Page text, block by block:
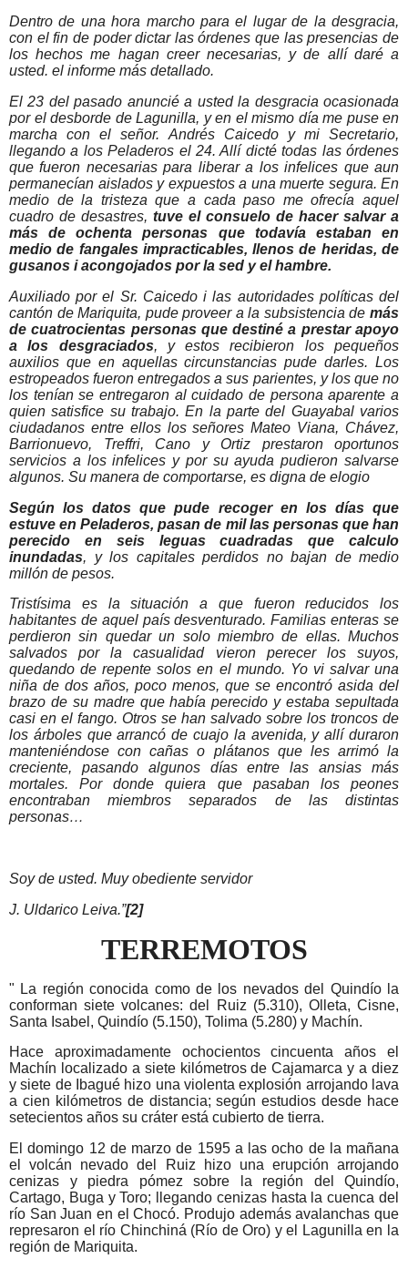
Dentro de una hora marcho para el lugar de la desgracia,
con el fin de poder dictar las órdenes que las presencias de
los hechos me hagan creer necesarias, y de allí daré a
usted. el informe más detallado.
El 23 del pasado anuncié a usted la desgracia ocasionada
por el desborde de Lagunilla, y en el mismo día me puse en
marcha con el señor. Andrés Caicedo y mi Secretario,
llegando a los Peladeros el 24. Allí dicté todas las órdenes
que fueron necesarias para liberar a los infelices que aun
permanecían aislados y expuestos a una muerte segura. En
medio de la tristeza que a cada paso me ofrecía aquel
cuadro de desastres, tuve el consuelo de hacer salvar a
más de ochenta personas que todavía estaban en
medio de fangales impracticables, llenos de heridas, de
gusanos i acongojados por la sed y el hambre.
Auxiliado por el Sr. Caicedo i las autoridades políticas del
cantón de Mariquita, pude proveer a la subsistencia de más
de cuatrocientas personas que destiné a prestar apoyo
a los desgraciados, y estos recibieron los pequeños
auxilios que en aquellas circunstancias pude darles. Los
estropeados fueron entregados a sus parientes, y los que no
los tenían se entregaron al cuidado de persona aparente a
quien satisfice su trabajo. En la parte del Guayabal varios
ciudadanos entre ellos los señores Mateo Viana, Chávez,
Barrionuevo, Treffri, Cano y Ortiz prestaron oportunos
servicios a los infelices y por su ayuda pudieron salvarse
algunos. Su manera de comportarse, es digna de elogio
Según los datos que pude recoger en los días que
estuve en Peladeros, pasan de mil las personas que han
perecido en seis leguas cuadradas que calculo
inundadas, y los capitales perdidos no bajan de medio
millón de pesos.
Tristísima es la situación a que fueron reducidos los
habitantes de aquel país desventurado. Familias enteras se
perdieron sin quedar un solo miembro de ellas. Muchos
salvados por la casualidad vieron perecer los suyos,
quedando de repente solos en el mundo. Yo vi salvar una
niña de dos años, poco menos, que se encontró asida del
brazo de su madre que había perecido y estaba sepultada
casi en el fango. Otros se han salvado sobre los troncos de
los árboles que arrancó de cuajo la avenida, y allí duraron
manteniéndose con cañas o plátanos que les arrimó la
creciente, pasando algunos días entre las ansias más
mortales. Por donde quiera que pasaban los peones
encontraban miembros separados de las distintas
personas…
Soy de usted. Muy obediente servidor
J. Uldarico Leiva.”[2]
TERREMOTOS
" La región conocida como de los nevados del Quindío la
conforman siete volcanes: del Ruiz (5.310), Olleta, Cisne,
Santa Isabel, Quindío (5.150), Tolima (5.280) y Machín.
Hace aproximadamente ochocientos cincuenta años el
Machín localizado a siete kilómetros de Cajamarca y a diez
y siete de Ibagué hizo una violenta explosión arrojando lava
a cien kilómetros de distancia; según estudios desde hace
setecientos años su cráter está cubierto de tierra.
El domingo 12 de marzo de 1595 a las ocho de la mañana
el volcán nevado del Ruiz hizo una erupción arrojando
cenizas y piedra pómez sobre la región del Quindío,
Cartago, Buga y Toro; llegando cenizas hasta la cuenca del
río San Juan en el Chocó. Produjo además avalanchas que
represaron el río Chinchiná (Río de Oro) y el Lagunilla en la
región de Mariquita.